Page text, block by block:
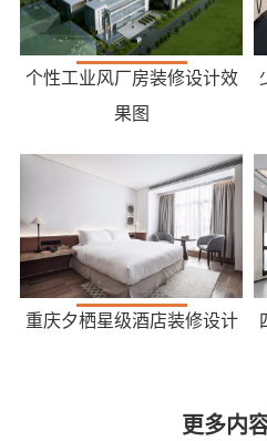
个性工业风厂房装修设计效
果图
重庆夕栖星级酒店装修设计
更多内